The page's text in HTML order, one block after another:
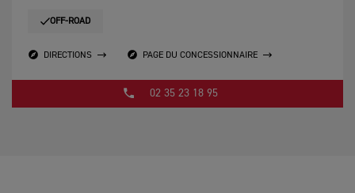
OFF-ROAD
DIRECTIONS PAGE DU CONCESSIONNAIRE
02 35 23 18 95